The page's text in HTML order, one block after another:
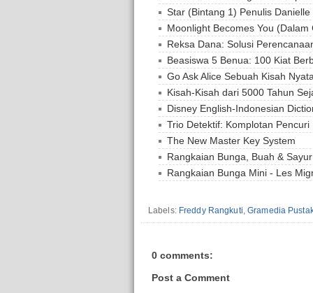
Star (Bintang 1) Penulis Danielle
Moonlight Becomes You (Dalam
Reksa Dana: Solusi
Beasiswa 5 Benua: 100 Kiat
Go Ask Alice Sebuah Kisah
Kisah-Kisah dari 5000 Tahun
Disney English-Indonesian
Trio Detektif: Komplotan Pencuri
The New Master Key System
Rangkaian Bunga, Buah & Sayur
Rangkaian Bunga Mini - Les
Labels: Freddy Rangkuti,Gramedia
0 comments:
Post a Comment